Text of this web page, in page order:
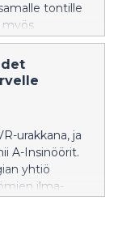
tontille
myös
-
urakkana, ja
A-Insinöörit.
yhtiö
ilma-